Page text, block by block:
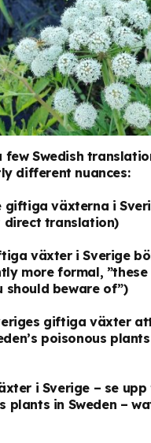
few Swedish
different nuances:
giftiga växterna i
direct translation)
växter i Sverige
more formal, ”these
should beware of”)
giftiga växter
poisonous
i Sverige – se upp
plants in Sweden –